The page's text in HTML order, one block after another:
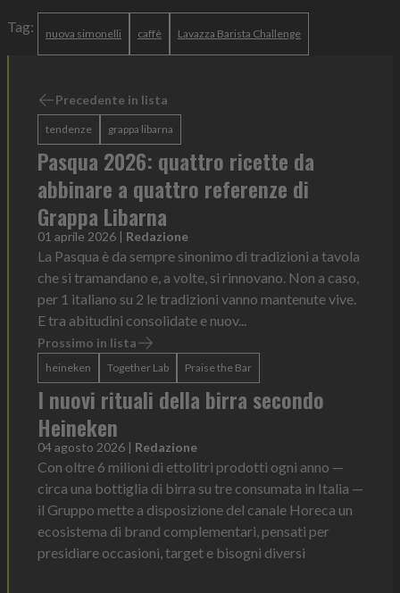
Tag: nuova simonelli caffè Lavazza Barista Challenge
Precedente in lista
tendenze grappa libarna
Pasqua 2026: quattro ricette da
abbinare a quattro referenze di
Grappa Libarna
01 aprile 2026 | Redazione
La Pasqua è da sempre sinonimo di tradizioni a tavola
che si tramandano e, a volte, si rinnovano. Non a caso,
per 1 italiano su 2 le tradizioni vanno mantenute vive.
E tra abitudini consolidate e nuov...
Prossimo in lista
heineken Together Lab Praise the Bar
I nuovi rituali della birra secondo
Heineken
04 agosto 2026 | Redazione
Con oltre 6 milioni di ettolitri prodotti ogni anno —
circa una bottiglia di birra su tre consumata in Italia —
il Gruppo mette a disposizione del canale Horeca un
ecosistema di brand complementari, pensati per
presidiare occasioni, target e bisogni diversi